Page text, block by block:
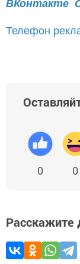
ВКонтакте
Телефон
0 0
Расскажите